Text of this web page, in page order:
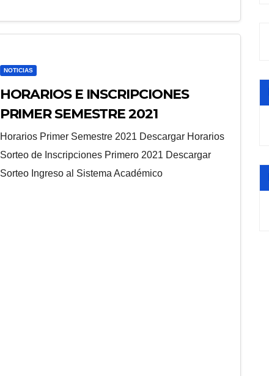
NOTICIAS
HORARIOS E INSCRIPCIONES
PRIMER SEMESTRE 2021
Horarios Primer Semestre 2021 Descargar Horarios
Sorteo de Inscripciones Primero 2021 Descargar
Sorteo Ingreso al Sistema Académico